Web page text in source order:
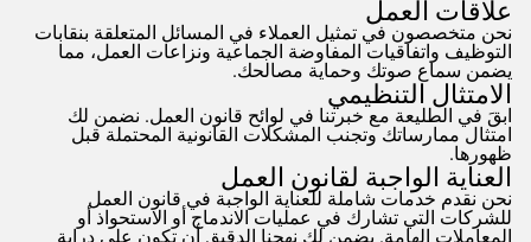
علاقات العمل
نحن متخصصون في تمثيل العملاء في المسائل المتعلقة بنقابات
التوظيف واتفاقيات المفاوضة الجماعية ونزاعات العمل، مما
يضمن سماع صوتك وحماية مصالحك.
الامتثال التنظيمي
ابقَ في الطليعة مع خبرتنا في لوائح قانون العمل. نضمن لك
امتثال ممارساتك وتجنب المشكلات القانونية المحتملة قبل
ظهورها.
العناية الواجبة لقانون العمل
نحن نقدم خدمات شاملة للعناية الواجبة في قانون العمل
للشركات التي تشارك في عمليات الاندماج أو الاستحواذ أو
المعاملات الهامة. يضمن لك نهجنا الدقيق أن تكون على دراية